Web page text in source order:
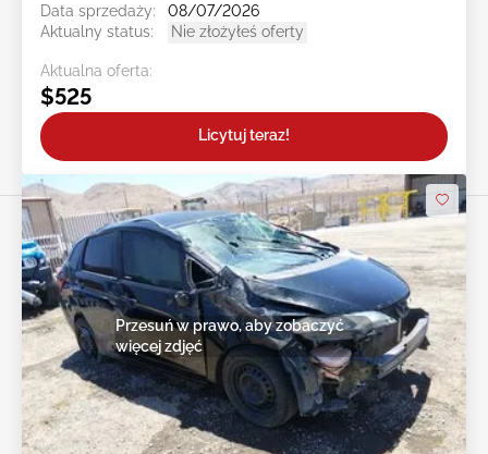
Data sprzedaży:
08/07/2026
Aktualny status:
Nie złożyłeś oferty
Aktualna oferta:
$525
Licytuj teraz!
Przesuń w prawo, aby zobaczyć
więcej zdjęć